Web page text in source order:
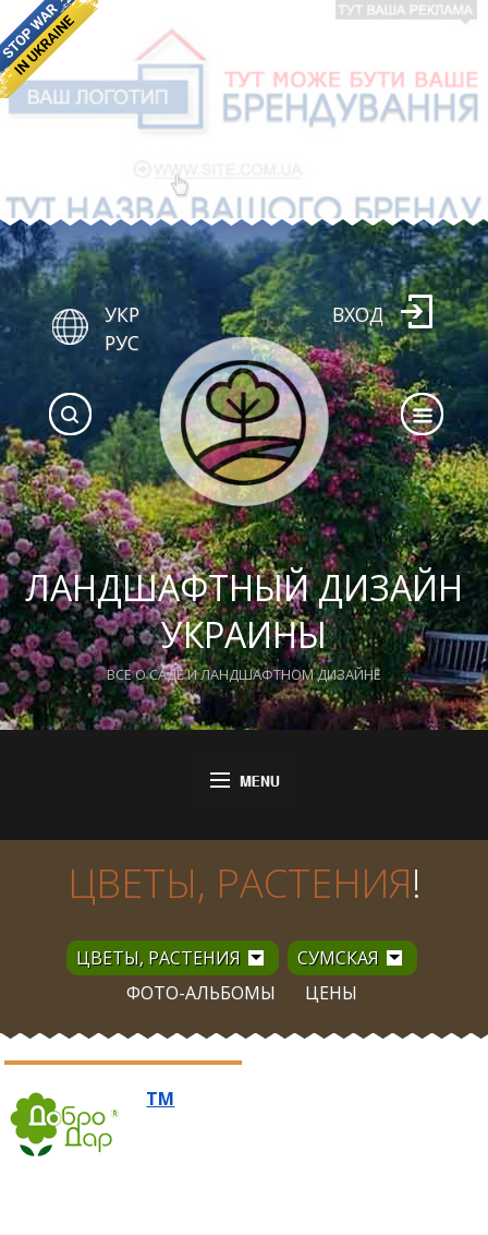
ЛАНДШАФТНЫЙ ДИЗАЙН
УКРАИНЫ
ВСЕ О САДЕ И ЛАНДШАФТНОМ ДИЗАЙНЕ
УКР
РУС
ВХОД
ЦВЕТЫ, РАСТЕНИЯ!
ЦВЕТЫ, РАСТЕНИЯ
СУМСКАЯ
ФОТО-АЛЬБОМЫ
ЦЕНЫ
ТМ